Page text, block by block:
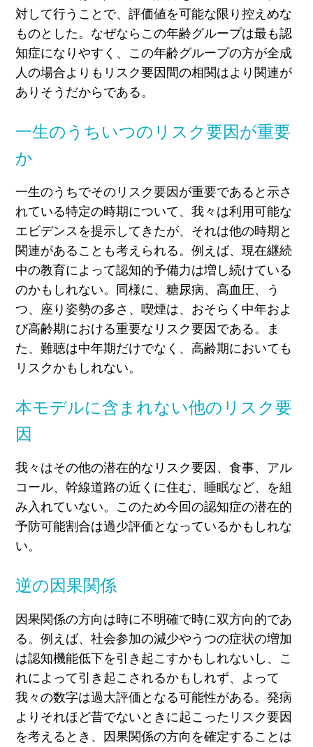
対して行うことで、評価値を可能な限り控えめな
ものとした。なぜならこの年齢グループは最も認
知症になりやすく、この年齢グループの方が全成
人の場合よりもリスク要因間の相関はより関連が
ありそうだからである。
一生のうちいつのリスク要因が重要
か
一生のうちでそのリスク要因が重要であると示さ
れている特定の時期について、我々は利用可能な
エビデンスを提示してきたが、それは他の時期と
関連があることも考えられる。例えば、現在継続
中の教育によって認知的予備力は増し続けている
のかもしれない。同様に、糖尿病、高血圧、う
つ、座り姿勢の多さ、喫煙は、おそらく中年およ
び高齢期における重要なリスク要因である。ま
た、難聴は中年期だけでなく、高齢期においても
リスクかもしれない。
本モデルに含まれない他のリスク要
因
我々はその他の潜在的なリスク要因、食事、アル
コール、幹線道路の近くに住む、睡眠など、を組
み入れていない。このため今回の認知症の潜在的
予防可能割合は過少評価となっているかもしれな
い。
逆の因果関係
因果関係の方向は時に不明確で時に双方向的であ
る。例えば、社会参加の減少やうつの症状の増加
は認知機能低下を引き起こすかもしれないし、こ
れによって引き起こされるかもしれず、よって
我々の数字は過大評価となる可能性がある。発病
よりそれほど昔でないときに起こったリスク要因
を考えるとき、因果関係の方向を確定することは